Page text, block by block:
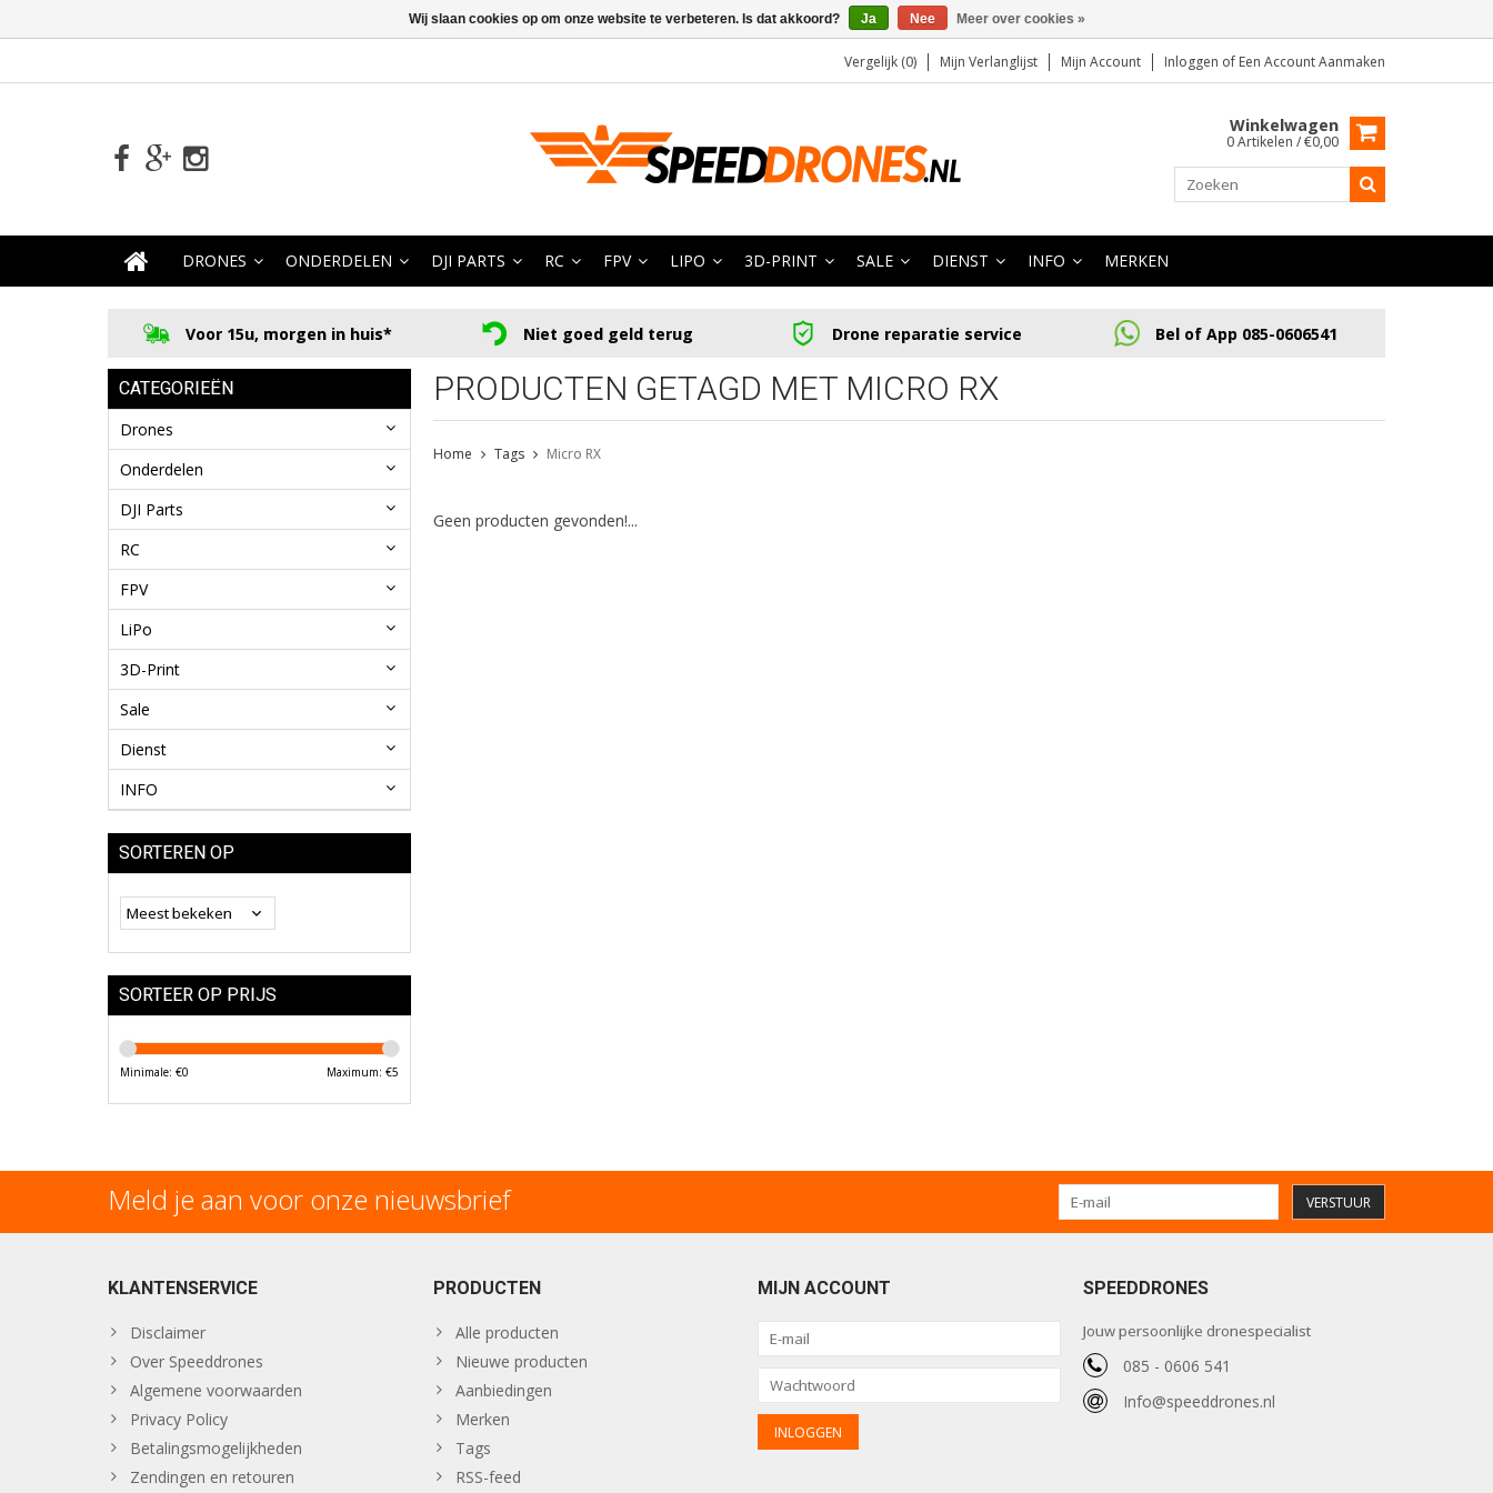
Vergelijk (0) Mijn Verlanglijst Mijn Account Inloggen of Een Account Aanmaken
Winkelwagen
0 Artikelen / €0,00
DRONES ONDERDELEN DJI PARTS RC FPV LIPO 3D-PRINT SALE DIENST INFO MERKEN
Voor 15u, morgen in huis* Niet goed geld terug Drone reparatie service Bel of App 085-0606541
CATEGORIEËN
Drones
Onderdelen
DJI Parts
RC
FPV
LiPo
3D-Print
Sale
Dienst
INFO
SORTEREN OP
SORTEER OP PRIJS
Minimale: €0 Maximum: €5
PRODUCTEN GETAGD MET MICRO RX
Home Tags Micro RX
Geen producten gevonden!...
Meld je aan voor onze nieuwsbrief VERSTUUR
KLANTENSERVICE
Disclaimer
Over Speeddrones
Algemene voorwaarden
Privacy Policy
Betalingsmogelijkheden
Zendingen en retouren
PRODUCTEN
Alle producten
Nieuwe producten
Aanbiedingen
Merken
Tags
RSS-feed
MIJN ACCOUNT SPEEDDRONES
Jouw persoonlijke dronespecialist
085 - 0606 541
Info@speeddrones.nl
Wij slaan cookies op om onze website te verbeteren. Is dat akkoord? Ja Nee Meer over cookies »